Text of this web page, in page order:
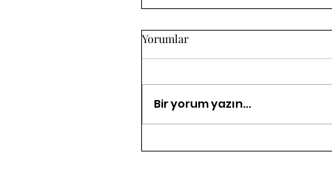
Yorumlar
Bir yorum yazın...